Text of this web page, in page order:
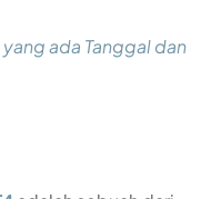
ada Tanggal dan